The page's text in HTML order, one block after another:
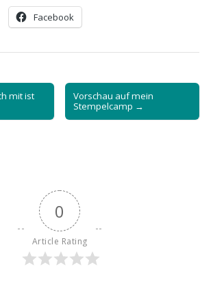
Facebook
mit ist
Vorschau auf mein
Stempelcamp →
0
Article Rating